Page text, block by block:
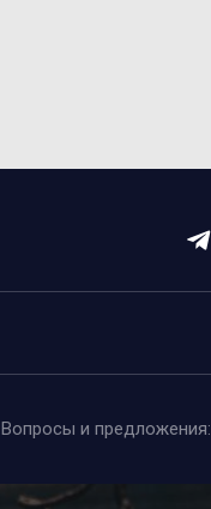
Вопросы и предложения: